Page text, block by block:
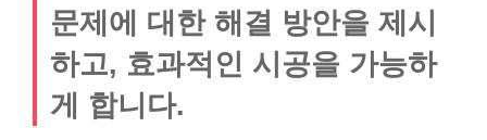
문제에 대한 해결 방안을 제시
하고, 효과적인 시공을 가능하
게 합니다.